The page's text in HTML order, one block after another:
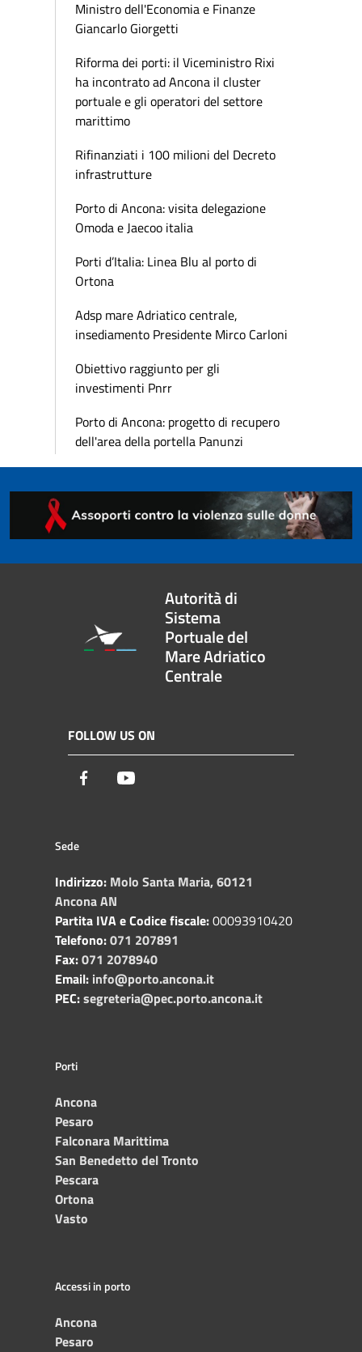
Ministro dell'Economia e Finanze
Giancarlo Giorgetti
Riforma dei porti: il Viceministro Rixi
ha incontrato ad Ancona il cluster
portuale e gli operatori del settore
marittimo
Rifinanziati i 100 milioni del Decreto
infrastrutture
Porto di Ancona: visita delegazione
Omoda e Jaecoo italia
Porti d’Italia: Linea Blu al porto di
Ortona
Adsp mare Adriatico centrale,
insediamento Presidente Mirco Carloni
Obiettivo raggiunto per gli
investimenti Pnrr
Porto di Ancona: progetto di recupero
dell'area della portella Panunzi
Autorità di
Sistema
Portuale del
Mare Adriatico
Centrale
FOLLOW US ON
Facebook
Sede
Indirizzo: Molo Santa Maria, 60121
Ancona AN
Partita IVA e Codice fiscale:00093910420
Telefono:071 207891
Fax:071 2078940
Email: info@porto.ancona.it
PEC:segreteria@pec.porto.ancona.it
Porti
Ancona
Pesaro
Falconara Marittima
San Benedetto del Tronto
Pescara
Ortona
Vasto
Accessi in porto
Ancona
Pesaro